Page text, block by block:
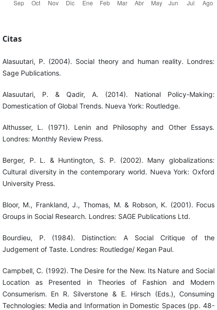
Citas
Alasuutari, P. (2004). Social theory and human reality. Londres:
Sage Publications.
Alasuutari, P. & Qadir, A. (2014). National Policy-Making:
Domestication of Global Trends. Nueva York: Routledge.
Althusser, L. (1971). Lenin and Philosophy and Other Essays.
Londres: Monthly Review Press.
Berger, P. L. & Huntington, S. P. (2002). Many globalizations:
Cultural diversity in the contemporary world. Nueva York: Oxford
University Press.
Bloor, M., Frankland, J., Thomas, M. & Robson, K. (2001). Focus
Groups in Social Research. Londres: SAGE Publications Ltd.
Bourdieu, P. (1984). Distinction: A Social Critique of the
Judgement of Taste. Londres: Routledge/ Kegan Paul.
Campbell, C. (1992). The Desire for the New. Its Nature and Social
Location as Presented in Theories of Fashion and Modern
Consumerism. En R. Silverstone & E. Hirsch (Eds.), Consuming
Technologies: Media and Information in Domestic Spaces (pp. 48-